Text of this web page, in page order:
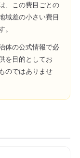
、この費目ごとの
域差の小さい費目
体の公式情報で必
を目的としてお
のではありませ